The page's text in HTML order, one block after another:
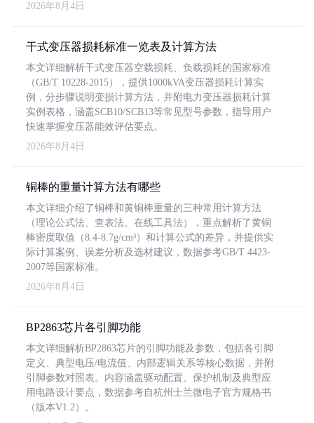
2026年8月4日
干式变压器损耗标准一览表及计算方法
本文详细解析干式变压器空载损耗、负载损耗的国家标准
（GB/T 10228-2015），提供1000kVA变压器损耗计算实
例，分步骤说明变损计算方法，并附电力变压器损耗计算
实例表格，涵盖SCB10/SCB13等常见型号参数，指导用户
快速掌握变压器能效评估要点。
2026年8月4日
铜棒的重量计算方法有哪些
本文详细介绍了铜棒和黄铜棒重量的三种常用计算方法
（理论公式法、查表法、在线工具法），重点解析了黄铜
棒密度取值（8.4-8.7g/cm³）和计算公式的差异，并提供实
际计算案例、误差分析及选材建议，数据参考GB/T 4423-
2007等国家标准。
2026年8月4日
BP2863芯片各引脚功能
本文详细解析BP2863芯片的引脚功能及参数，包括各引脚
定义、典型电压/电流值、内部逻辑关系等核心数据，并附
引脚参数对照表。内容涵盖驱动配置、保护机制及典型应
用电路设计要点，数据参考自杭州士兰微电子官方规格书
（版本V1.2）。